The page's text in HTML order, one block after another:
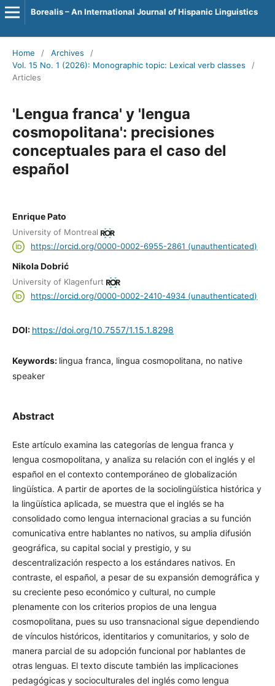
Borealis – An International Journal of Hispanic Linguistics
Home / Archives
/
Vol. 15 No. 1 (2026): Monographic topic: Lexical verb classes
/
Articles
'Lengua franca' y 'lengua
cosmopolitana': precisiones
conceptuales para el caso del
español
Enrique Pato
University of Montreal
https://orcid.org/0000-0002-6955-2861 (unauthenticated)
Nikola Dobrić
University of Klagenfurt
https://orcid.org/0000-0002-2410-4934 (unauthenticated)
DOI: https://doi.org/10.7557/1.15.1.8298
Keywords: lingua franca, lingua cosmopolitana, no native
speaker
Abstract
Este artículo examina las categorías de lengua franca y
lengua cosmopolitana, y analiza su relación con el inglés y el
español en el contexto contemporáneo de globalización
lingüística. A partir de aportes de la sociolingüística histórica y
la lingüística aplicada, se muestra que el inglés se ha
consolidado como lengua internacional gracias a su función
comunicativa entre hablantes no nativos, su amplia difusión
geográfica, su capital social y prestigio, y su
descentralización respecto a los estándares nativos. En
contraste, el español, a pesar de su expansión demográfica y
su creciente peso económico y cultural, no cumple
plenamente con los criterios propios de una lengua
cosmopolitana, pues su uso transnacional sigue dependiendo
de vínculos históricos, identitarios y comunitarios, y solo de
manera parcial de su adopción funcional por hablantes de
otras lenguas. El texto discute también las implicaciones
pedagógicas y socioculturales del inglés como lengua